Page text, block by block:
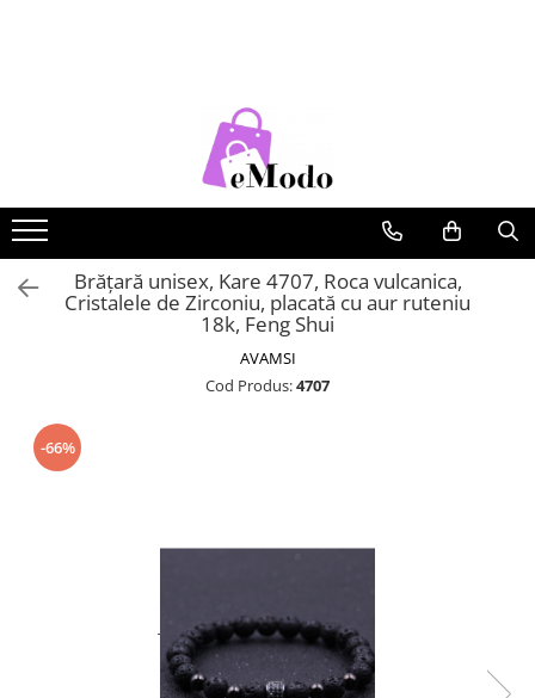
CADOU MAMĂ
CADOU FIICĂ
RUCSACURI DAMA
CURELE DAMA
OCHELARI DE SOARE DAMA
BRATARI DAMA
PORTOFELE BARBATI
RUCSACURI BARBATI
OCHELARI DE SOARE BARBATI
BRATARI BARBATI
Brățară unisex, Kare 4707, Roca vulcanica,
Cristalele de Zirconiu, placată cu aur ruteniu
18k, Feng Shui
AVAMSI
Cod Produs:4707
-66%